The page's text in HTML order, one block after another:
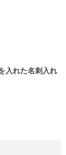
入れた名刺入れ